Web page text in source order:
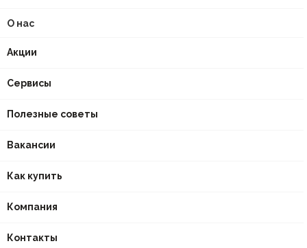
О нас
Акции
Сервисы
Полезные советы
Вакансии
Как купить
Компания
Контакты